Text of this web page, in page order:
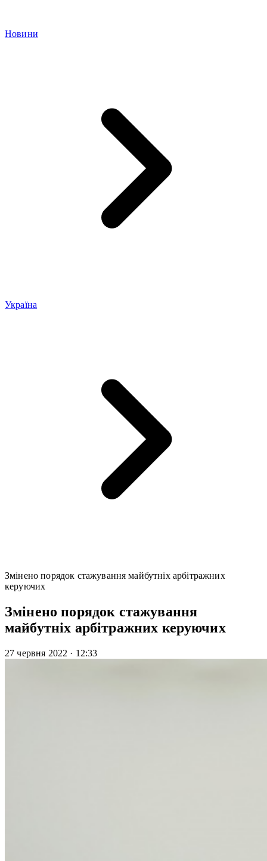
Новини
Україна
Змінено порядок стажування майбутніх арбітражних
керуючих
Змінено порядок стажування
майбутніх арбітражних керуючих
27 червня 2022 · 12:33